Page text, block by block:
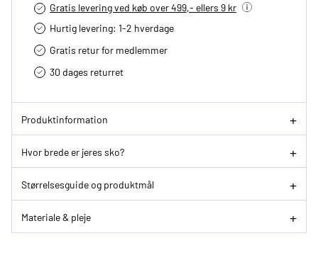
Gratis levering ved køb over 499,- ellers 9 kr
Hurtig levering­: 1-2 hverdage
Gratis retur for medlemmer
30 dages returret
Produktinformation
Hvor brede er jeres sko?
Størrelsesguide og produktmål
Materiale & pleje